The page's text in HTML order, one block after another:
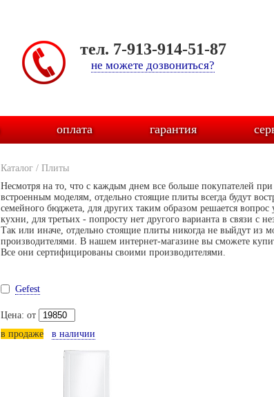
тел. 7-913-914-51-87
не можете дозвониться?
оплата гарантия
Каталог / Плиты
Несмотря на то, что с каждым днем все больше покупателей
встроенным моделям, отдельно стоящие плиты всегда будут
семейного бюджета, для других таким образом решается вопрос
кухни, для третьих - попросту нет другого варианта в связи с
Так или иначе, отдельно стоящие плиты никогда не выйдут из
производителями. В нашем интернет-магазине вы сможете
Все они сертифицированы своими производителями.
Gefest
Цена: от
в продаже
в наличии